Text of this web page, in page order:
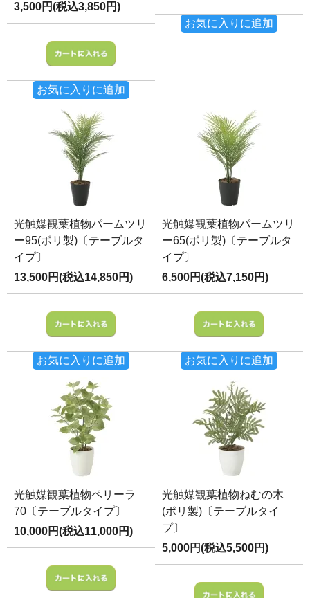
3,500円(税込3,850円)
お気に入りに追加
お気に入りに追加
光触媒観葉植物パームツリ
ー95(ポリ製)〔テーブルタ
イプ〕
13,500円(税込14,850円)
お気に入りに追加
光触媒観葉植物パームツリ
ー65(ポリ製)〔テーブルタ
イプ〕
6,500円(税込7,150円)
お気に入りに追加
光触媒観葉植物ペリーラ
70〔テーブルタイプ〕
10,000円(税込11,000円)
光触媒観葉植物ねむの木
(ポリ製)〔テーブルタイ
プ〕
5,000円(税込5,500円)